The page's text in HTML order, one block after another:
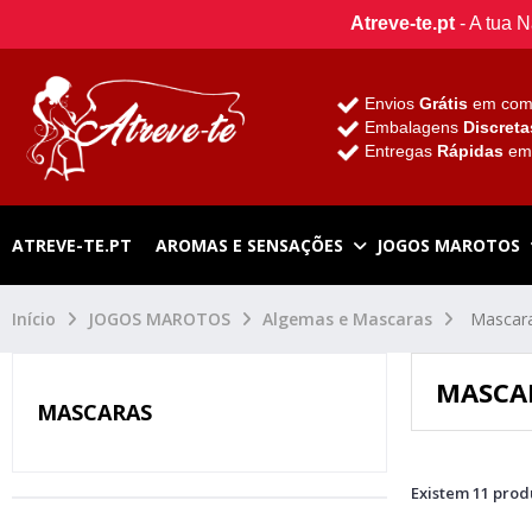
Atreve-te.pt- A tua
Envios Grátis em
Embalagens
Entregas Rápidas em
ATREVE-TE.PT AROMAS E SENSAÇÕES JOGOS MAROTOS
Início JOGOS MAROTOS Algemas e Mascaras
MASCARAS
Existem 11